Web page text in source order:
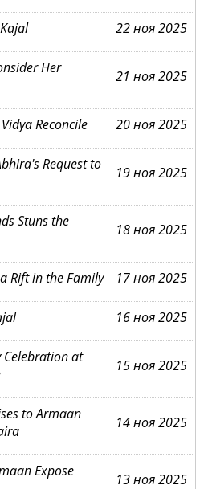
22 ноя 2025
Her
21 ноя 2025
Reconcile 20 ноя 2025
Request to
19 ноя 2025
Stuns the
18 ноя 2025
Rift in the Family 17 ноя 2025
16 ноя 2025
Celebration at
15 ноя 2025
to Armaan
14 ноя 2025
Expose
13 ноя 2025